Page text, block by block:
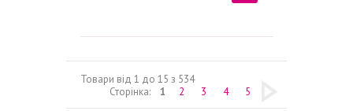
Товари від 1 до 15 з 534
Сторінка:
1 2 3 4 5